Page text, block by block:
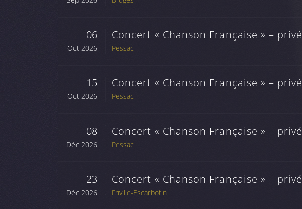
06
Oct 2026
Concert « Chanson Française » – privé
Pessac
15
Oct 2026
Concert « Chanson Française » – privé
Pessac
08
Déc 2026
Concert « Chanson Française » – privé
Pessac
23
Déc 2026
Concert « Chanson Française » – privé
Friville-Escarbotin